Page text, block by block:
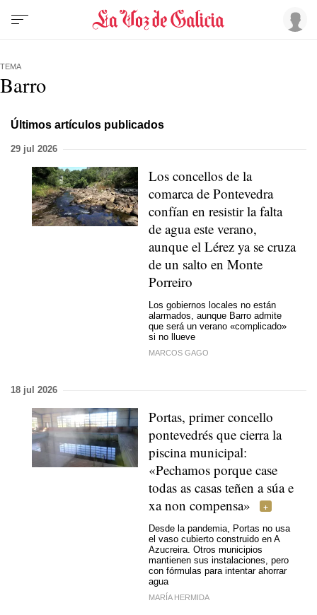
TEMA
Barro
Últimos artículos publicados
29 jul 2026
Los concellos de la
comarca de Pontevedra
confían en resistir la falta
de agua este verano,
aunque el Lérez ya se cruza
de un salto en Monte
Porreiro
Los gobiernos locales no están
alarmados, aunque Barro admite
que será un verano «complicado»
si no llueve
MARCOS GAGO
18 jul 2026
Portas, primer concello
pontevedrés que cierra la
piscina municipal:
«Pechamos porque case
todas as casas teñen a súa e
xa non compensa»
Desde la pandemia, Portas no usa
el vaso cubierto construido en A
Azucreira. Otros municipios
mantienen sus instalaciones, pero
con fórmulas para intentar ahorrar
agua
MARÍA HERMIDA